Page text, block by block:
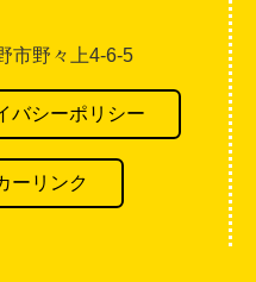
市野々上4-6-5
バシーポリシー
ーリンク